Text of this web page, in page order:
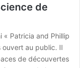
de
« Patricia and Phillip
ouvert au public. Il
de découvertes